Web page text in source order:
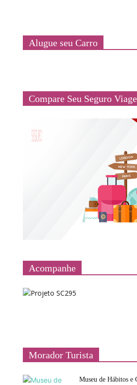
Alugue seu Carro
Compare Seu Seguro
Acompanhe
Morador Turista
Museu de Hábitos e